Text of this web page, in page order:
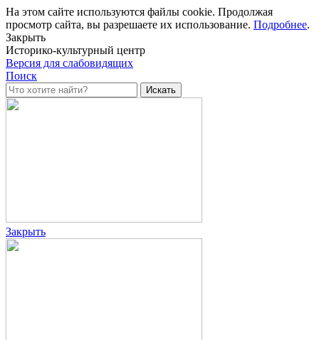
На этом сайте используются файлы cookie. Продолжая
просмотр сайта, вы разрешаете их использование. Подробнее.
Закрыть
Историко-культурный центр
Версия для слабовидящих
Поиск
Закрыть